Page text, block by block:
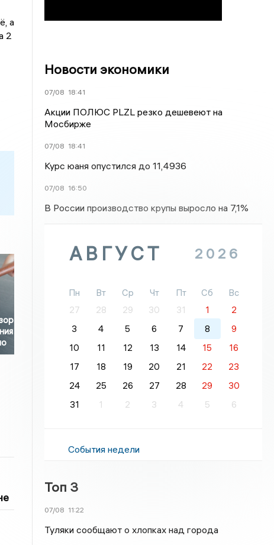
а
2
Новости экономики
07/08 18:41
Акции ПОЛЮС PLZL резко дешевеют на
Мосбирже
07/08 18:41
Курс юаня опустился до 11,4936
07/08 16:50
В России производство крупы выросло на 7,1%
АВГУСТ 2026
Пн Вт Ср Чт Пт Сб
Вс
27
28 29 30 31 1
2
3
4 5 6 7 8
9
10
11 12 13 14 15
16
17
18 19 20 21 22
23
24
25 26 27 28 29
30
31
1 2 3 4 5 6
События недели
Топ 3
07/08 11:22
Туляки сообщают о хлопках над города